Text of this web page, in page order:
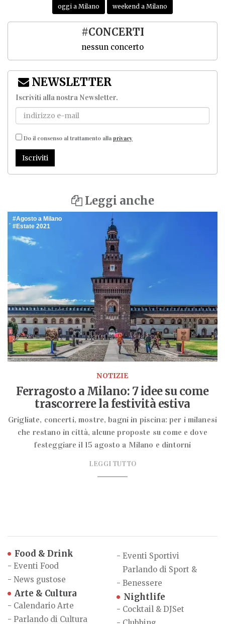
oggi a Milano weekend a Milano
#CONCERTI
nessun concerto
NEWSLETTER
Iscriviti alla nostra Newsletter.
Do il consenso al trattamento alla privacy
Iscriviti
Leggi anche
Agosto a Milano
Estate 2021
NOTIZIE
Ferragosto a Milano: 7 idee su come
trascorrere la festività estiva
Grigliate, concerti, mostre, bagni in piscina: per i milanesi
che restano in città, alcune proposte su come e dove
festeggiare il 15 agosto a Milano e dintorni
LEGGI TUTTO
Food & Drink
- Eventi Food
- News gustose
Arte & Cultura
- Calendario Arte
- Parlando di Cultura
- Eventi Sportivi
-
Parlando di Sport &
Benessere
Nightlife
- Cocktail & DJSet